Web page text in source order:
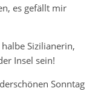
es gefällt mir
Sizilianerin,
Insel sein!
Sonntag